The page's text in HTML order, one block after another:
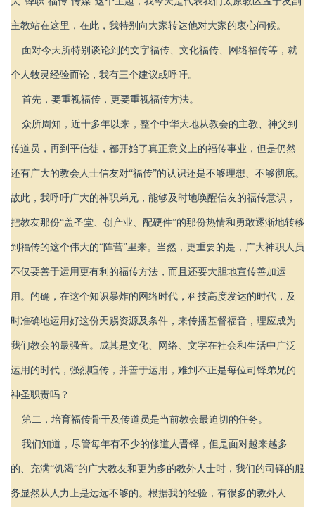
主教站在这里，在此，我特别向大家转达他对大家的衷心问候。
面对今天所特别谈论到的文字福传、文化福传、网络福传等，就
个人牧灵经验而论，我有三个建议或呼吁。
首先，要重视福传，更要重视福传方法。
众所周知，近十多年以来，整个中华大地从教会的主教、神父到
传道员，再到平信徒，都开始了真正意义上的福传事业，但是仍然
还有广大的教会人士信友对“福传”的认识还是不够理想、不够彻底。
故此，我呼吁广大的神职弟兄，能够及时地唤醒信友的福传意识，
把教友那份“盖圣堂、创产业、配硬件”的那份热情和勇敢逐渐地转移
到福传的这个伟大的“阵营”里来。当然，更重要的是，广大神职人员
不仅要善于运用更有利的福传方法，而且还要大胆地宣传善加运
用。的确，在这个知识暴炸的网络时代，科技高度发达的时代，及
时准确地运用好这份天赐资源及条件，来传播基督福音，理应成为
我们教会的最强音。成其是文化、网络、文字在社会和生活中广泛
运用的时代，强烈喧传，并善于运用，难到不正是每位司铎弟兄的
神圣职责吗？
第二，培育福传骨干及传道员是当前教会最迫切的任务。
我们知道，尽管每年有不少的修道人晋铎，但是面对越来越多
的、充满“饥渴”的广大教友和更为多的教外人士时，我们的司铎的服
务显然从人力上是远远不够的。根据我的经验，有很多的教外人